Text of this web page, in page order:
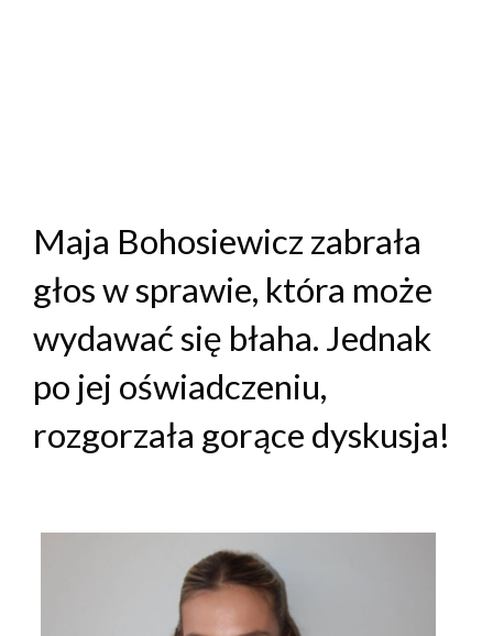
Maja Bohosiewicz zabrała
głos w sprawie, która może
wydawać się błaha. Jednak
po jej oświadczeniu,
rozgorzała gorące dyskusja!